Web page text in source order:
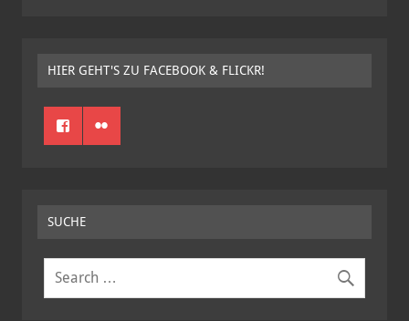
HIER GEHT'S ZU FACEBOOK & FLICKR!
SUCHE